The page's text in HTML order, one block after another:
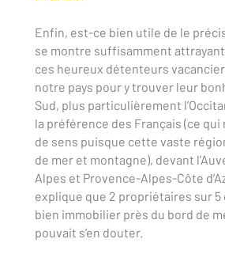
Enfin, est-ce bien utile de le
se montre suffisamment
ces heureux détenteurs
notre pays pour y trouver leur
Sud, plus particulièrement
la préférence des Français (ce qui
de sens puisque cette vaste
de mer et montagne), devant
Alpes et Provence-Alpes-Côte
explique que 2 propriétaires sur
bien immobilier près du bord de
pouvait s’en douter.